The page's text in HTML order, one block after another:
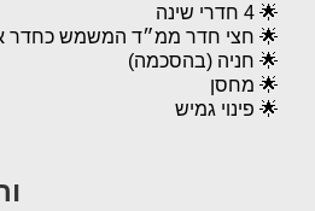
🌟 4 חדרי שינה
🌟 חצי חדר ממ״ד המשמש כחדר
🌟 חניה (בהסכמה)
🌟 מחסן
🌟 פינוי גמיש